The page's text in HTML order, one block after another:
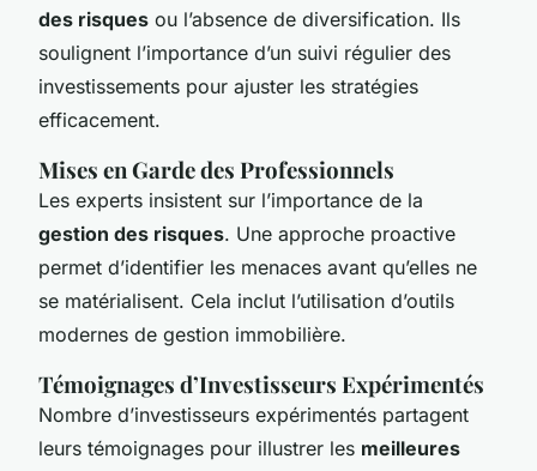
des risques ou l’absence de diversification. Ils
soulignent l’importance d’un suivi régulier des
investissements pour ajuster les stratégies
efficacement.
Mises en Garde des Professionnels
Les experts insistent sur l’importance de la
gestion des risques. Une approche proactive
permet d’identifier les menaces avant qu’elles ne
se matérialisent. Cela inclut l’utilisation d’outils
modernes de gestion immobilière.
Témoignages d’Investisseurs Expérimentés
Nombre d’investisseurs expérimentés partagent
leurs témoignages pour illustrer les meilleures